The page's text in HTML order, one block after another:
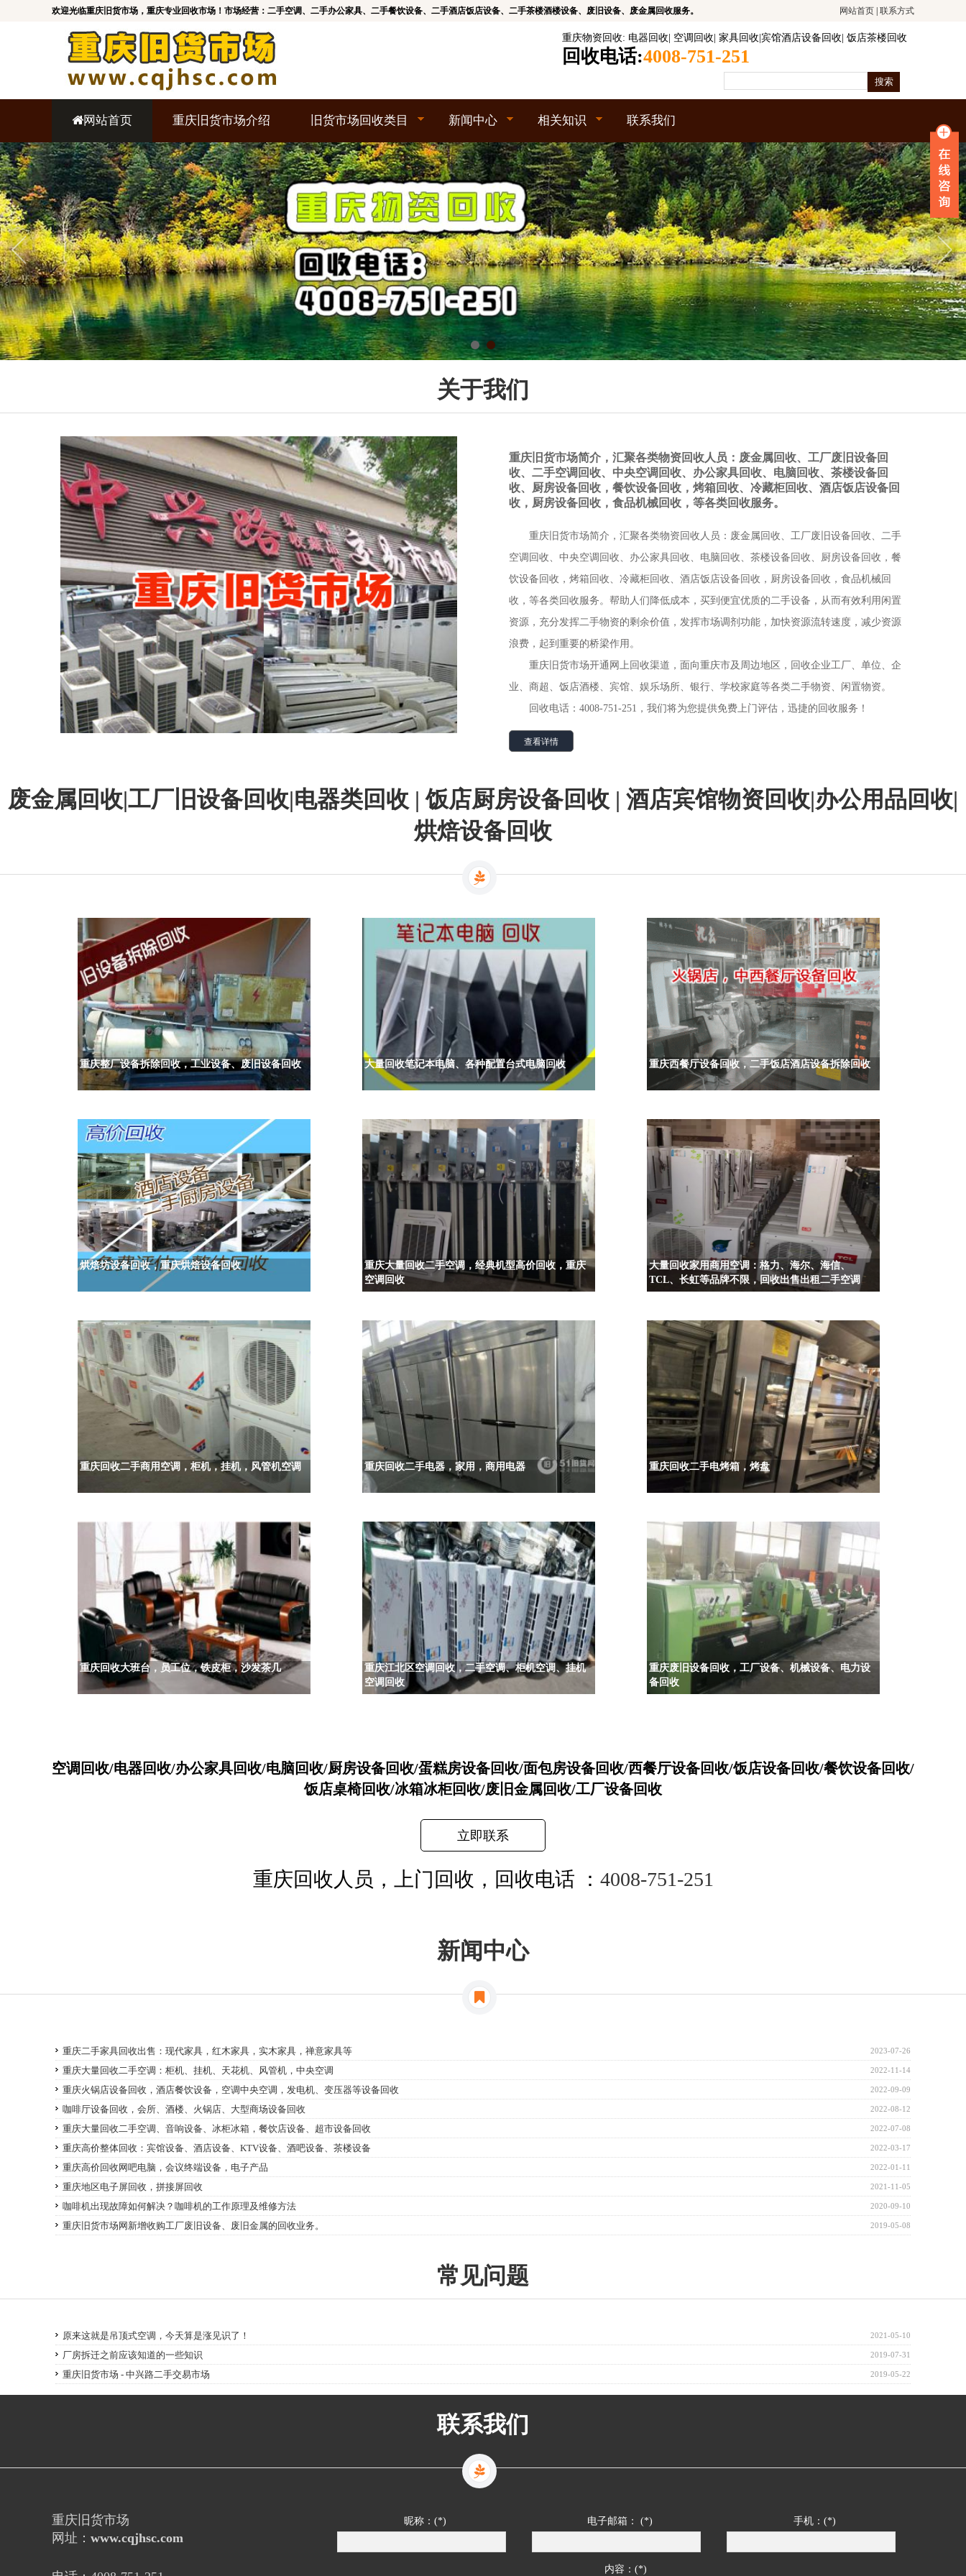
欢迎光临重庆旧货市场，重庆专业回收市场！市场经营：二手空调、二手办公家具、二手餐饮设备、二手酒店饭店设备、二手茶楼酒楼设备、废旧设备、废金属回收服务。 网站首页 联系方式
重庆物资回收: 电器回收 空调回收 家具回收 宾馆酒店设备回收 饭店茶楼回收
回收电话:4008-751-251
网站首页 重庆旧货市场介绍 旧货市场回收类目 新闻中心 相关知识 联系我们
关于我们
重庆旧货市场简介，汇聚各类物资回收人员：废金属回收、工厂废旧设备回
收、二手空调回收、中央空调回收、办公家具回收、电脑回收、茶楼设备回
收、厨房设备回收，餐饮设备回收，烤箱回收、冷藏柜回收、酒店饭店设备回
收，厨房设备回收，食品机械回收，等各类回收服务。
重庆旧货市场简介，汇聚各类物资回收人员：废金属回收、工厂废旧设备回收、二手
空调回收、中央空调回收、办公家具回收、电脑回收、茶楼设备回收、厨房设备回收，餐
饮设备回收，烤箱回收、冷藏柜回收、酒店饭店设备回收，厨房设备回收，食品机械回
收，等各类回收服务。帮助人们降低成本，买到便宜优质的二手设备，从而有效利用闲置
资源，充分发挥二手物资的剩余价值，发挥市场调剂功能，加快资源流转速度，减少资源
浪费，起到重要的桥梁作用。
重庆旧货市场开通网上回收渠道，面向重庆市及周边地区，回收企业工厂、单位、企
业、商超、饭店酒楼、宾馆、娱乐场所、银行、学校家庭等各类二手物资、闲置物资。
回收电话：4008-751-251，我们将为您提供免费上门评估，迅捷的回收服务！
查看详情
废金属回收|工厂旧设备回收|电器类回收 | 饭店厨房设备回收 | 酒店宾馆物资回收|办公用品回收|
烘焙设备回收
重庆整厂设备拆除回收，工业设备、废旧设备回收 大量回收笔记本电脑、各种配置台式电脑回收 重庆西餐厅设备回收，二手饭店酒店设备拆除回收
烘焙坊设备回收，重庆烘焙设备回收
重庆大量回收二手空调，经典机型高价回收，重庆
空调回收
大量回收家用商用空调：格力、海尔、海信、
TCL、长虹等品牌不限，回收出售出租二手空调
重庆回收二手商用空调，柜机，挂机，风管机空调 重庆回收二手电器，家用，商用电器 重庆回收二手电烤箱，烤盘
重庆回收大班台，员工位，铁皮柜，沙发茶几
重庆江北区空调回收，二手空调、柜机空调、挂机
空调回收
重庆废旧设备回收，工厂设备、机械设备、电力设
备回收
空调回收/电器回收/办公家具回收/电脑回收/厨房设备回收/蛋糕房设备回收/面包房设备回收/西餐厅设备回收/饭店设备回收/餐饮设备回收/
饭店桌椅回收/冰箱冰柜回收/废旧金属回收/工厂设备回收
立即联系
重庆回收人员，上门回收，回收电话 ： 4008-751-251
新闻中心
2023-07-26
重庆二手家具回收出售：现代家具，红木家具，实木家具，禅意家具等
2022-11-14
重庆大量回收二手空调：柜机、挂机、天花机、风管机，中央空调
2022-09-09
重庆火锅店设备回收，酒店餐饮设备，空调中央空调，发电机、变压器等设备回收
2022-08-12
咖啡厅设备回收，会所、酒楼、火锅店、大型商场设备回收
2022-07-08
重庆大量回收二手空调、音响设备、冰柜冰箱，餐饮店设备、超市设备回收
2022-03-17
重庆高价整体回收：宾馆设备、酒店设备、KTV设备、酒吧设备、茶楼设备
2022-01-11
重庆高价回收网吧电脑，会议终端设备，电子产品
2021-11-05
重庆地区电子屏回收，拼接屏回收
2020-09-10
咖啡机出现故障如何解决？咖啡机的工作原理及维修方法
2019-05-08
重庆旧货市场网新增收购工厂废旧设备、废旧金属的回收业务。
常见问题
2021-05-10
原来这就是吊顶式空调，今天算是涨见识了！
2019-07-31
厂房拆迁之前应该知道的一些知识
2019-05-22
重庆旧货市场 - 中兴路二手交易市场
联系我们
重庆旧货市场
网址： www.cqjhsc.com
昵称：(*) 电子邮箱： (*) 手机：(*)
内容：(*)